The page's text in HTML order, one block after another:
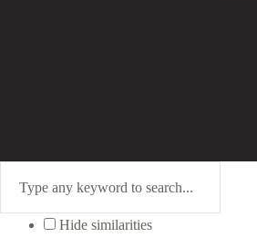
Hide similarities